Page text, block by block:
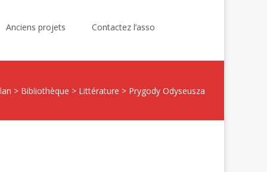
Anciens projets Contactez l’asso
> Bibliothèque > Littérature > Prygody Odyseusza